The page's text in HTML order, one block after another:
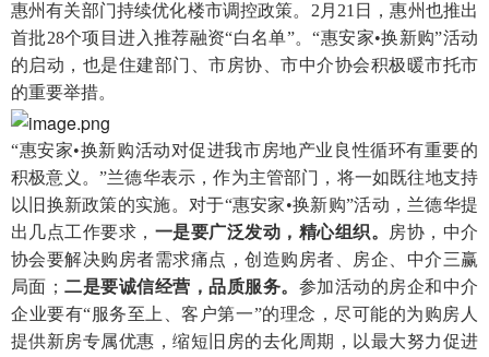
惠州有关部门持续优化楼市调控政策。2月21日，惠州也推出
首批28个项目进入推荐融资“白名单”。“惠安家•换新购”活动
的启动，也是住建部门、市房协、市中介协会积极暖市托市
的重要举措。
“惠安家•换新购活动对促进我市房地产业良性循环有重要的
积极意义。”兰德华表示，作为主管部门，将一如既往地支持
以旧换新政策的实施。对于“惠安家•换新购”活动，兰德华提
出几点工作要求， 一是要广泛发动，精心组织。
房协，中介
协会要解决购房者需求痛点，创造购房者、房企、中介三赢
局面； 二是要诚信经营，品质服务。 参加活动的房企和中介
企业要有“服务至上、客户第一”的理念，尽可能的为购房人
提供新房专属优惠，缩短旧房的去化周期，以最大努力促进